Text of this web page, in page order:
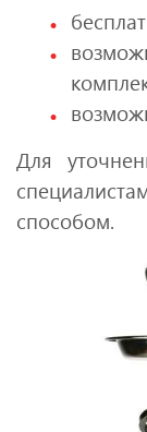
Для
способом.